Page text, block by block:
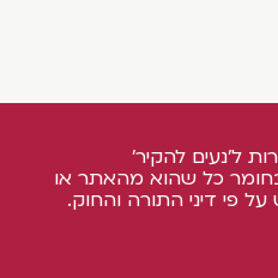
ל'נעים להקיר'
כל שהוא מהאתר או
פי דיני התורה והחוק.